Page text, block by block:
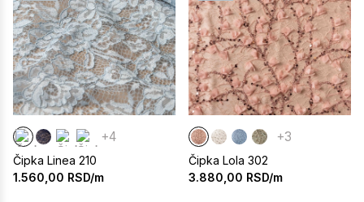
+4
Čipka Linea 210
1.560,00 RSD/m
+3
Čipka Lola 302
3.880,00 RSD/m